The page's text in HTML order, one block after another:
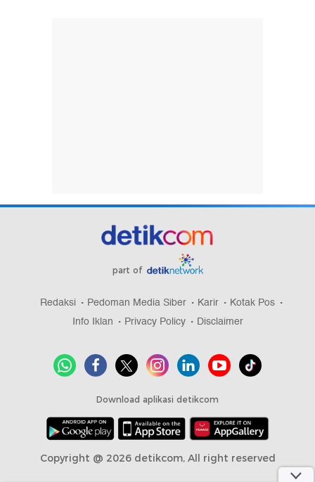
part of
Redaksi Pedoman Media Siber Karir
Kotak Pos
Info Iklan
Privacy Policy Disclaimer
Download aplikasi detikcom
Copyright @ 2026 detikcom, All right reserved